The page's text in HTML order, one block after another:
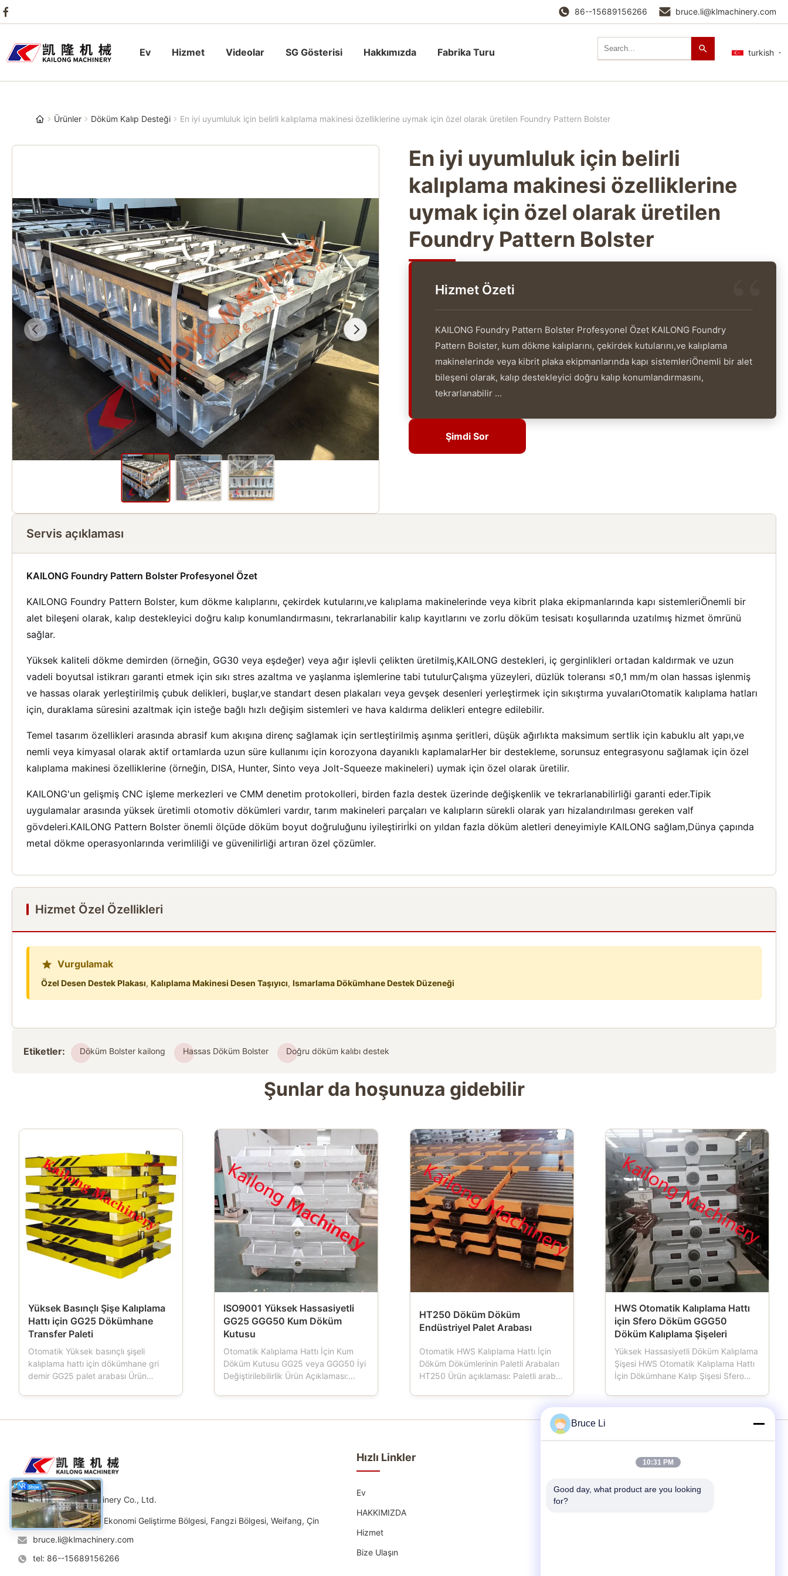
86--15689156266 bruce.li@klmachinery.com
Ev Hizmet Videolar SG Gösterisi Hakkımızda Fabrika Turu turkish
Ürünler Döküm Kalıp Desteği En iyi uyumluluk için belirli kalıplama makinesi özelliklerine uymak için özel olarak üretilen Foundry Pattern Bolster
En iyi uyumluluk için belirli
kalıplama makinesi özelliklerine
uymak için özel olarak üretilen
Foundry Pattern Bolster
Hizmet Özeti
KAILONG Foundry Pattern Bolster Profesyonel Özet KAILONG Foundry
Pattern Bolster, kum dökme kalıplarını, çekirdek kutularını,ve kalıplama
makinelerinde veya kibrit plaka ekipmanlarında kapı sistemleriÖnemli bir alet
bileşeni olarak, kalıp destekleyici doğru kalıp konumlandırmasını,
tekrarlanabilir ...
Şimdi Sor
Şimdi Sor
Servis açıklaması
KAILONG Foundry Pattern Bolster Profesyonel Özet
KAILONG Foundry Pattern Bolster, kum dökme kalıplarını, çekirdek kutularını,ve kalıplama makinelerinde veya kibrit plaka ekipmanlarında kapı sistemleriÖnemli bir
alet bileşeni olarak, kalıp destekleyici doğru kalıp konumlandırmasını, tekrarlanabilir kalıp kayıtlarını ve zorlu döküm tesisatı koşullarında uzatılmış hizmet ömrünü
sağlar.
Yüksek kaliteli dökme demirden (örneğin, GG30 veya eşdeğer) veya ağır işlevli çelikten üretilmiş,KAILONG destekleri, iç gerginlikleri ortadan kaldırmak ve uzun
vadeli boyutsal istikrarı garanti etmek için sıkı stres azaltma ve yaşlanma işlemlerine tabi tutulurÇalışma yüzeyleri, düzlük toleransı ≤0,1 mm/m olan hassas işlenmiş
ve hassas olarak yerleştirilmiş çubuk delikleri, buşlar,ve standart desen plakaları veya gevşek desenleri yerleştirmek için sıkıştırma yuvalarıOtomatik kalıplama hatları
için, duraklama süresini azaltmak için isteğe bağlı hızlı değişim sistemleri ve hava kaldırma delikleri entegre edilebilir.
Temel tasarım özellikleri arasında abrasif kum akışına direnç sağlamak için sertleştirilmiş aşınma şeritleri, düşük ağırlıkta maksimum sertlik için kabuklu alt yapı,ve
nemli veya kimyasal olarak aktif ortamlarda uzun süre kullanımı için korozyona dayanıklı kaplamalarHer bir destekleme, sorunsuz entegrasyonu sağlamak için özel
kalıplama makinesi özelliklerine (örneğin, DISA, Hunter, Sinto veya Jolt-Squeeze makineleri) uymak için özel olarak üretilir.
KAILONG'un gelişmiş CNC işleme merkezleri ve CMM denetim protokolleri, birden fazla destek üzerinde değişkenlik ve tekrarlanabilirliği garanti eder.Tipik
uygulamalar arasında yüksek üretimli otomotiv dökümleri vardır, tarım makineleri parçaları ve kalıpların sürekli olarak yarı hizalandırılması gereken valf
gövdeleri.KAILONG Pattern Bolster önemli ölçüde döküm boyut doğruluğunu iyileştirirİki on yıldan fazla döküm aletleri deneyimiyle KAILONG sağlam,Dünya çapında
metal dökme operasyonlarında verimliliği ve güvenilirliği artıran özel çözümler.
Hizmet Özel Özellikleri
Vurgulamak
Özel Desen Destek Plakası, Kalıplama Makinesi Desen Taşıyıcı, Ismarlama Dökümhane Destek Düzeneği
Etiketler: Döküm Bolster kailong Hassas Döküm Bolster Doğru döküm kalıbı destek
Şunlar da hoşunuza gidebilir
Yüksek Basınçlı Şişe Kalıplama
Hattı için GG25 Dökümhane
Transfer Paleti
Otomatik Yüksek basınçlı şişeli
kalıplama hattı için dökümhane gri
demir GG25 palet arabası Ürün
ISO9001 Yüksek Hassasiyetli
GG25 GGG50 Kum Döküm
Kutusu
Otomatik Kalıplama Hattı İçin Kum
Döküm Kutusu GG25 veya GGG50 İyi
Değiştirilebilirlik Ürün Açıklaması:
HT250 Döküm Döküm
Endüstriyel Palet Arabası
Otomatik HWS Kalıplama Hattı İçin
Döküm Dökümlerinin Paletli Arabaları
HT250 Ürün açıklaması: Paletli araba,
Palet arabasının dört tekerleği vardır,
HWS Otomatik Kalıplama Hattı
için Sfero Döküm GGG50
Döküm Kalıplama Şişeleri
Yüksek Hassasiyetli Döküm Kalıplama
Şişesi HWS Otomatik Kalıplama Hattı
İçin Dökümhane Kalıp Şişesi Sfero
Weifang Kailong Machinery Co., Ltd.
Adres: No.11 Yolu, Ekonomi Geliştirme Bölgesi, Fangzi Bölgesi, Weifang, Çin
bruce.li@klmachinery.com
tel: 86--15689156266
Hızlı Linkler
Ev
HAKKIMIZDA
Hizmet
Bize Ulaşın
Kalıplama Hattı
Bruce Li
10:31 PM
Good day, what product are you looking
for?